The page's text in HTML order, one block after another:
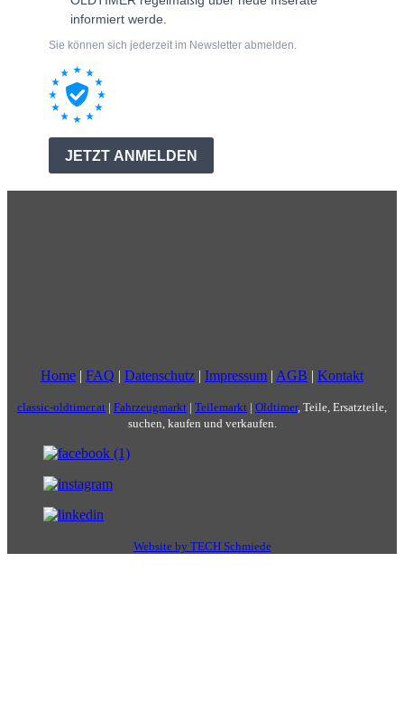
Home | FAQ | Datenschutz | Impressum | AGB | Kontakt
classic-oldtimer.at | Fahrzeugmarkt | Teilemarkt | Oldtimer, Teile, Ersatzteile,
suchen, kaufen und verkaufen.
Website by TECH Schmiede